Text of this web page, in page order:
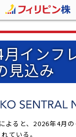
月イン
見込み
よると、2026年4月
ている。